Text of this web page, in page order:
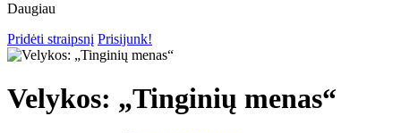
Daugiau
Pridėti straipsnį Prisijunk!
Velykos: „Tinginių menas“